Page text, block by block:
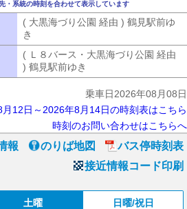
・系統の時刻を合わせて表示しています
( 大黒海づり公園 経由 ) 鶴見駅前ゆ
き
( Ｌ８バース・大黒海づり公園 経由
) 鶴見駅前ゆき
乗車日2026年08月08日
月12日～2026年8月14日の時刻表はこちら
時刻のお問い合わせはこちらへ
報 のりば地図
バス停時刻表
接近情報コード印刷
土曜 日曜/祝日